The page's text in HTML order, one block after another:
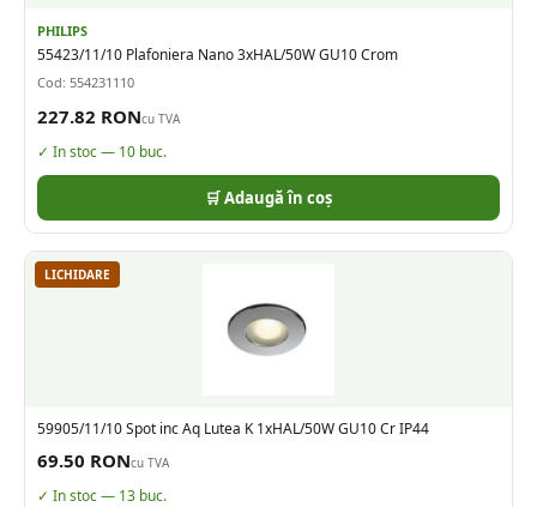
PHILIPS
55423/11/10 Plafoniera Nano 3xHAL/50W GU10 Crom
Cod: 554231110
227.82 RONcu TVA
✓ In stoc — 10 buc.
🛒 Adaugă în coș
LICHIDARE
59905/11/10 Spot inc Aq Lutea K 1xHAL/50W GU10 Cr IP44
69.50 RONcu TVA
✓ In stoc — 13 buc.